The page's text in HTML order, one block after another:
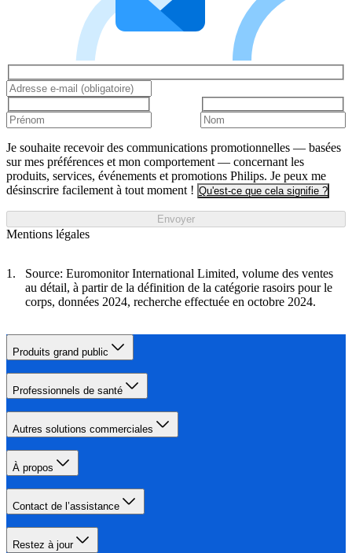
Je souhaite recevoir des communications promotionnelles — basées
sur mes préférences et mon comportement — concernant les
produits, services, événements et promotions Philips. Je peux me
désinscrire facilement à tout moment ! Qu'est-ce que cela signifie ?
Envoyer
Mentions légales
Source: Euromonitor International Limited, volume des ventes
au détail, à partir de la définition de la catégorie rasoirs pour le
corps, données 2024, recherche effectuée en octobre 2024.
Produits grand public
Professionnels de santé
Autres solutions commerciales
À propos
Contact de l’assistance
Restez à jour